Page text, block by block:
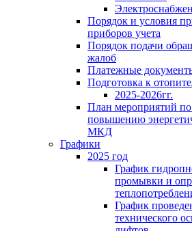
Порядок и условия
приборов учета
Порядок подачи
жалоб
Платежные
Подготовка к
2025-2026гг.
План мероприятий
повышению
МКД
Графики
2025 год
График
промывки и
График
технического